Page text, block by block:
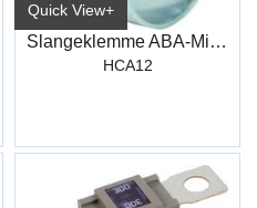
Quick View+
Slangeklemme ABA-Mini B9 W1 SW7 12mm
HCA12